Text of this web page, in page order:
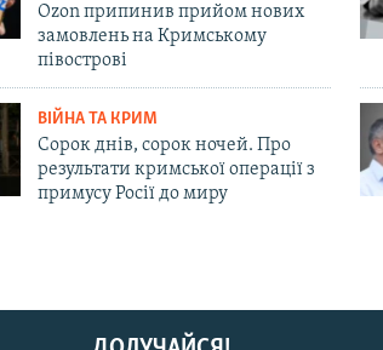
Ozon припинив прийом нових
замовлень на Кримському
півострові
ВІЙНА ТА КРИМ
Сорок днів, сорок ночей. Про
результати кримської операції з
примусу Росії до миру